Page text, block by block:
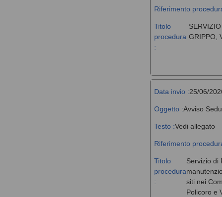
Riferimento
Titolo
procedura
:
GRIPPO,
Data invio :25/06/
Oggetto :Avviso
Testo :Vedi allegato
Riferimento
Titolo
procedura
:
Servizio di
siti nei
Policoro e